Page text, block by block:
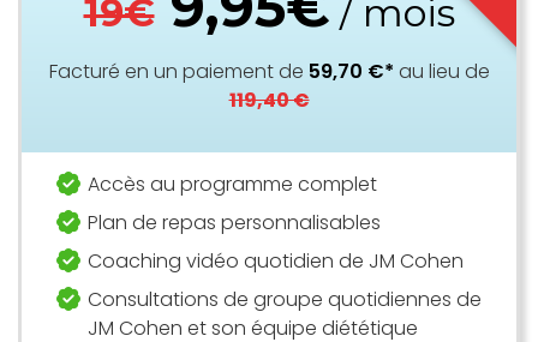
19€ / mois
Facturé en un paiement de 59,70 €* au lieu de
119,40 €
Accès au programme complet
Plan de repas personnalisables
Coaching vidéo quotidien de JM Cohen
Consultations de groupe quotidiennes de
JM Cohen et son équipe diététique